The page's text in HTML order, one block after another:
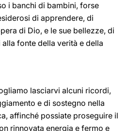
i banchi di bambini, forse
di apprendere, di
di Dio, e le sue bellezze, di
fonte della verità e della
lasciarvi alcuni ricordi,
e di sostegno nella
affinché possiate proseguire il
rinnovata energia e fermo e